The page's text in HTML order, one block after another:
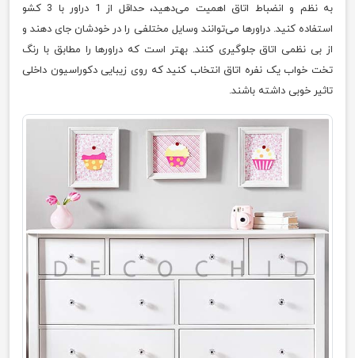
به نظم و انضباط اتاق اهمیت می‌دهید، حداقل از 1 دراور با 3 کشو
استفاده کنید. دراورها می‌توانند وسایل مختلفی را در خودشان جای دهند و
از بی نظمی اتاق جلوگیری کنند. بهتر است که دراورها را مطابق با رنگ
تخت خواب یک نفره اتاق انتخاب کنید که روی زیبایی دکوراسیون داخلی
تاثیر خوبی داشته باشند.